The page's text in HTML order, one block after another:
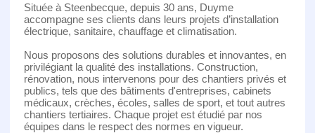
Située à Steenbecque, depuis 30 ans, Duyme
accompagne ses clients dans leurs projets d’installation
électrique, sanitaire, chauffage et climatisation.
Nous proposons des solutions durables et innovantes, en
privilégiant la qualité des installations. Construction,
rénovation, nous intervenons pour des chantiers privés et
publics, tels que des bâtiments d'entreprises, cabinets
médicaux, crèches, écoles, salles de sport, et tout autres
chantiers tertiaires. Chaque projet est étudié par nos
équipes dans le respect des normes en vigueur.